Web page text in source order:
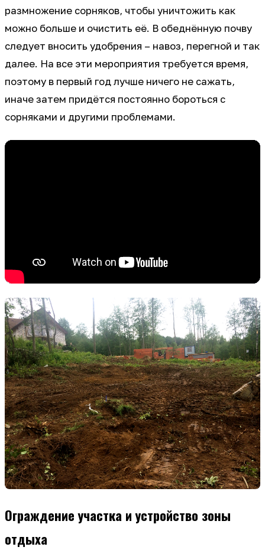
размножение сорняков, чтобы уничтожить как
можно больше и очистить её. В обеднённую почву
следует вносить удобрения – навоз, перегной и так
далее. На все эти мероприятия требуется время,
поэтому в первый год лучше ничего не сажать,
иначе затем придётся постоянно бороться с
сорняками и другими проблемами.
Ограждение участка и устройство зоны
отдыха